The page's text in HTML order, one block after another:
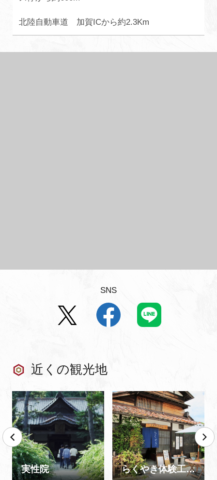
北陸自動車道 加賀ICから約2.3Km
SNS
近くの観光地
実性院 らくやき体験工房 翠雲窯